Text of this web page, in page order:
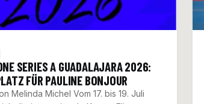
SERIES A GUADALAJARA 2026:
FÜR PAULINE BONJOUR
Melinda Michel Vom 17. bis 19. Juli